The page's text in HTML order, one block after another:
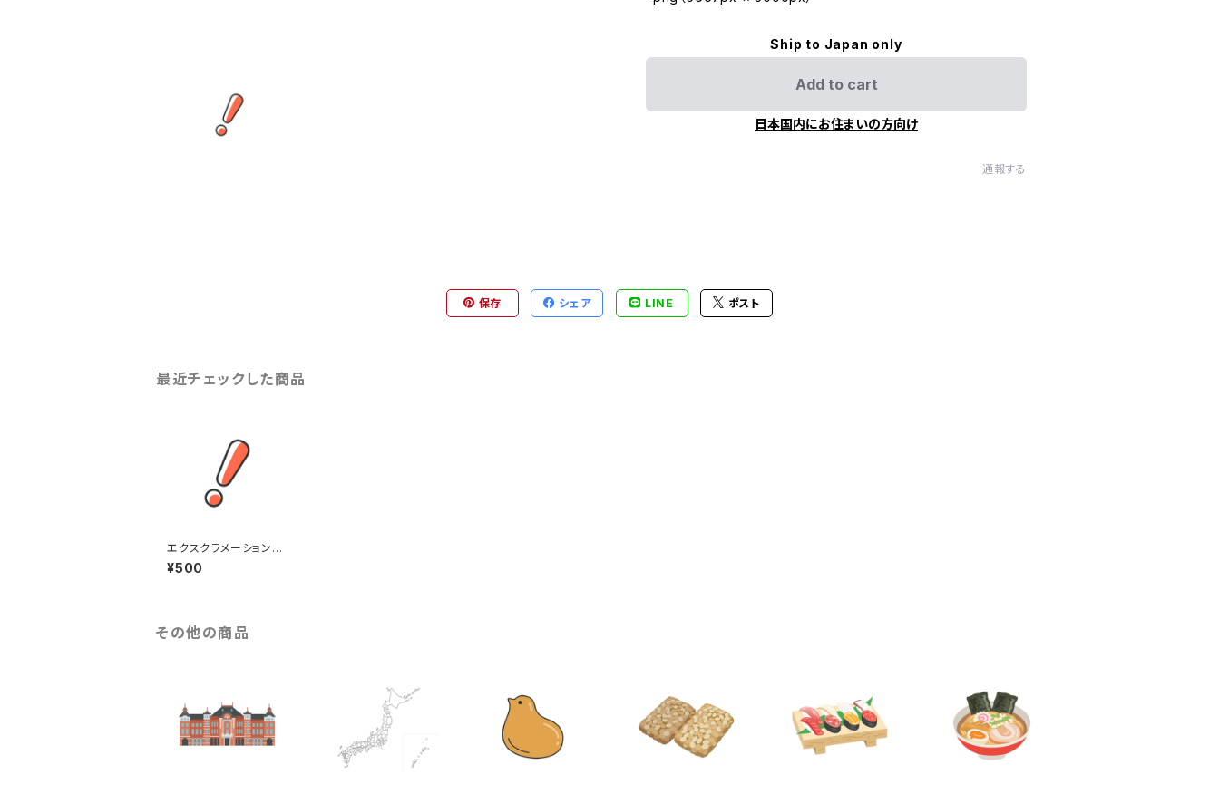
Ship to Japan only
Add to cart
日本国内にお住まいの方向け
通報する
保存 シェア LINE ポスト
最近チェックした商品
エクスクラメーションマ
ークアイコンのイラスト
（eps+pngデータセッ
¥500
その他の商品